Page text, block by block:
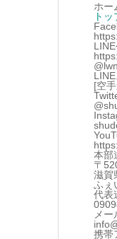
ホー
ト
[空
本部
〒
滋賀
ふぇ
代表
メ
携帯